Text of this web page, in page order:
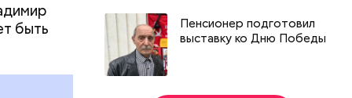
Всемирный день кошек и
Международный день
бесконечности: какие
праздники отмечают в России
быть
Пенсионер подготовил
выставку ко Дню Победы